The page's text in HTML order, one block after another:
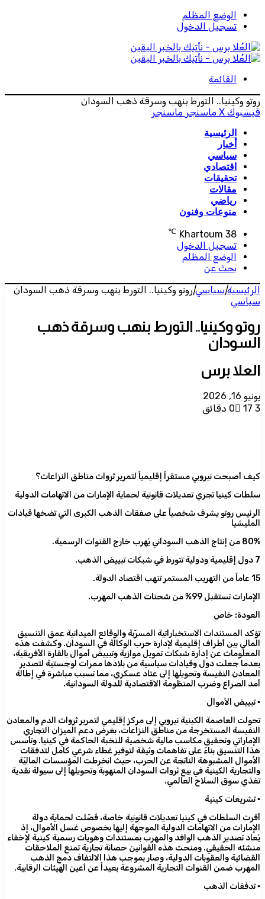
الوضع المظلم
تسجيل الدخول
القائمة
​روتو وكينيا.. التورط بنهب وسرقة ذهب السودان
فيسبوك ‫X ماسنجر ماسنجر
الرئيسية
أخبار
سياسي
اقتصادي
تحقيقات
مقالات
رياضي
منوعات وفنون
Khartoum 38
℃
تسجيل الدخول
الوضع المظلم
بحث عن
الرئيسية|سياسي|​روتو وكينيا.. التورط بنهب وسرقة ذهب السودان
سياسي
​روتو وكينيا.. التورط بنهب وسرقة ذهب
السودان
العلا برس
يونيو 16, 2026
0
17 3 دقائق
​كيف أصبحت نيروبي مستقراً إقليمياً لتمرير ثروات مناطق النزاعات؟
​سلطات كينيا تجري تعديلات قانونية لحماية الإمارات من الاتهامات الدولية
​الرئيس روتو يشرف شخصياً على صفقات الذهب الكبرى التي تضخها قيادات
المليشيا
​80% من إنتاج الذهب السوداني يُهرب خارج القنوات الرسمية.
​7 دول إقليمية ودولية تتورط في شبكات تبييض الذهب.
​15 عاماً من التهريب المستمر تنهب اقتصاد الدولة.
​الإمارات تستقبل 99% من شحنات الذهب المهرب.
​العودة: خاص
​تؤكد المستندات الاستخباراتية المسرّبة والوقائع الميدانية عمق التنسيق
المالي بين أطراف إقليمية لإدارة حرب الوكالة في السودان. وكشفت هذه
المعلومات عن إدارة شبكات تمويل موازية وتبييض أموال بالقارة الأفريقية،
بعدما جعلت دول وقيادات سياسية من بلادها ممرات لوجستية لتصدير
المعادن النفيسة وتحويلها إلى عتاد عسكري، مما تسبب مباشرة في إطالة
أمد الصراع وضرب المنظومة الاقتصادية للدولة السودانية.
​▪️ تبييض الأموال
تحولت العاصمة الكينية نيروبي إلى مركز إقليمي لتمرير ثروات الدم والمعادن
النفيسة المستخرجة من مناطق النزاعات، بغرض دعم الميزان التجاري
الإماراتي وتحقيق مكاسب مالية شخصية للنخبة الحاكمة في كينيا. وتأسس
هذا التنسيق بناءً على تفاهمات وثيقة لتوفير غطاء شرعي كامل لتدفقات
الأموال المشبوهة الناتجة عن الحرب، حيث انخرطت المؤسسات الماليّة
والتجارية الكينية في بيع ثروات السودان المنهوبة وتحويلها إلى سيولة نقدية
تغذي سوق السلاح العالمي.
​▪️ تشريعات كينية
أقرت السلطات في كينيا تعديلات قانونية خاصة، فُصّلت لحماية دولة
الإمارات من الاتهامات الدولية الموجهة إليها بخصوص غسل الأموال، إذ
يُعاد تصدير الذهب الوافد والمهرب بمستندات وهويات رسمية كينية لإخفاء
منشئه الحقيقي. ومنحت هذه القوانين حصانة تجارية تمنع الملاحقات
القضائية والعقوبات الدولية، وصار بموجب هذا الالتفاف دمج الذهب
المهرب ضمن القنوات التجارية المشروعة بعيداً عن أعين الهيئات الرقابية.
​▪️ تدفقات الذهب